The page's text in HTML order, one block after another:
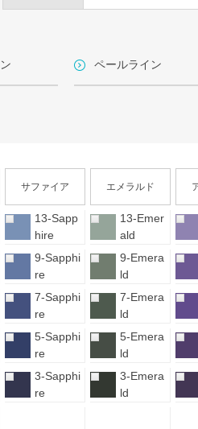
ペールライン
サファイア エメラルド
13-Sapp
hire
13-Emer
ald
9-Sapphi
re
9-Emera
ld
7-Sapphi
re
7-Emera
ld
5-Sapphi
re
5-Emera
ld
3-Sapphi
re
3-Emera
ld